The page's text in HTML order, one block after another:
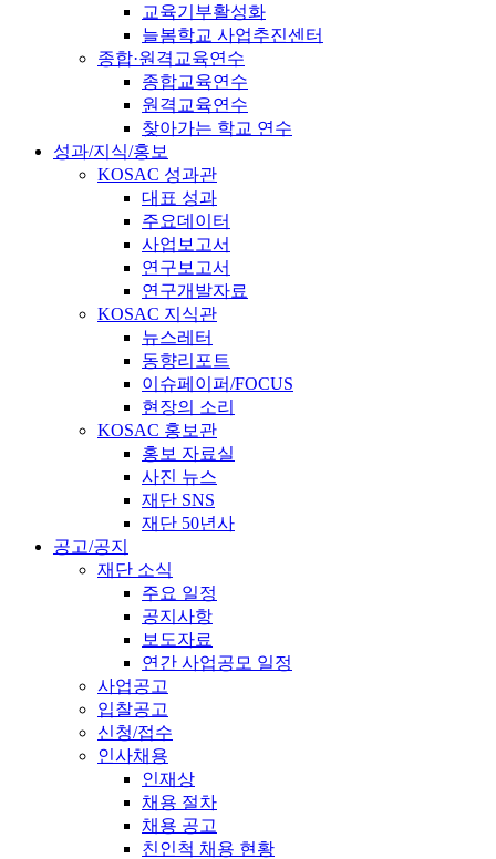
교육기부활성화
늘봄학교 사업추진센터
종합·원격교육연수
종합교육연수
원격교육연수
찾아가는 학교 연수
성과/지식/홍보
KOSAC 성과관
대표 성과
주요데이터
사업보고서
연구보고서
연구개발자료
KOSAC 지식관
뉴스레터
동향리포트
이슈페이퍼/FOCUS
현장의 소리
KOSAC 홍보관
홍보 자료실
사진 뉴스
재단 SNS
재단 50년사
공고/공지
재단 소식
주요 일정
공지사항
보도자료
연간 사업공모 일정
사업공고
입찰공고
신청/접수
인사채용
인재상
채용 절차
채용 공고
친인척 채용 현황